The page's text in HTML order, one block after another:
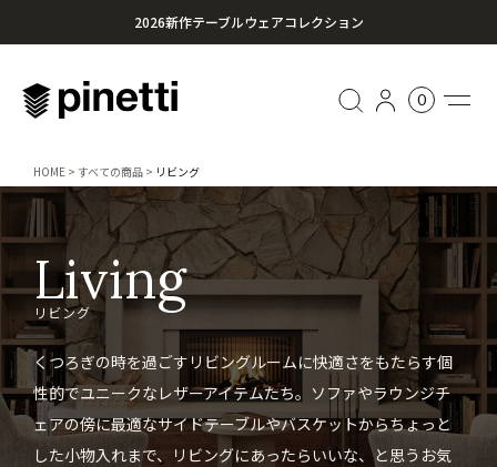
2026新作テーブルウェアコレクション
¥20,000円以上のお買い上げで送料無料
0
HOME すべての商品 リビング
Living
リビング
くつろぎの時を過ごすリビングルームに快適さをもたらす個
性的でユニークなレザーアイテムたち。ソファやラウンジチ
ェアの傍に最適なサイドテーブルやバスケットからちょっと
した小物入れまで、リビングにあったらいいな、と思うお気